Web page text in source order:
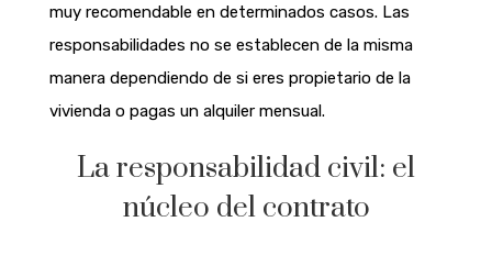
muy recomendable en determinados casos. Las
responsabilidades no se establecen de la misma
manera dependiendo de si eres propietario de la
vivienda o pagas un alquiler mensual.
La responsabilidad civil: el
núcleo del contrato